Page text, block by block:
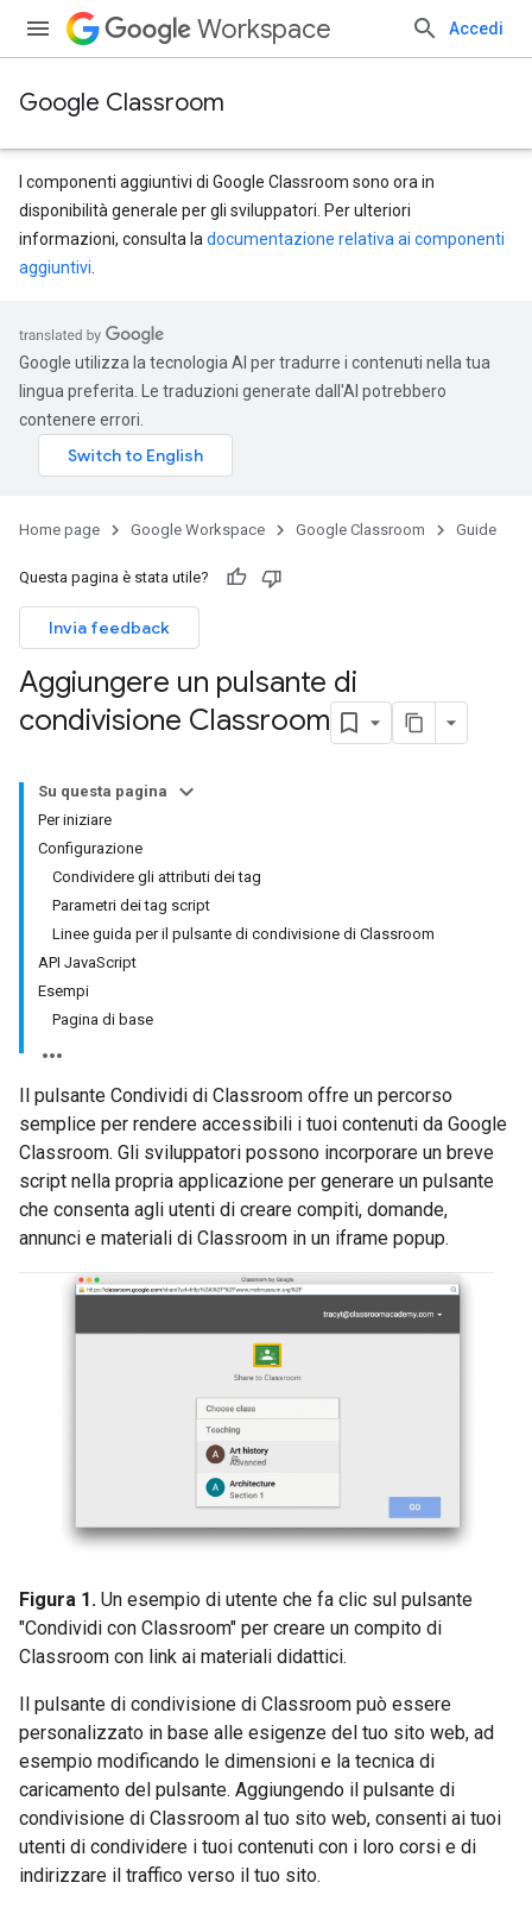
Workspace Accedi
Google Classroom
I componenti aggiuntivi di Google Classroom sono ora in
disponibilità generale per gli sviluppatori. Per ulteriori
informazioni, consulta la documentazione relativa ai componenti
aggiuntivi
Google utilizza la tecnologia AI per tradurre i contenuti nella tua
lingua preferita. Le traduzioni generate dall'AI potrebbero
contenere errori.
Home page Google Workspace Google Classroom Guide
Questa pagina è stata utile?
Invia feedback
Aggiungere un pulsante di
condivisione Classroom
Su questa pagina
Per iniziare
Configurazione
Condividere gli attributi dei tag
Parametri dei tag script
Linee guida per il pulsante di condivisione di Classroom
API JavaScript
Esempi
Pagina di base
Il pulsante Condividi di Classroom offre un percorso
semplice per rendere accessibili i tuoi contenuti da Google
Classroom. Gli sviluppatori possono incorporare un breve
script nella propria applicazione per generare un pulsante
che consenta agli utenti di creare compiti, domande,
annunci e materiali di Classroom in un iframe popup.
Figura 1. Un esempio di utente che fa clic sul pulsante
"Condividi con Classroom" per creare un compito di
Classroom con link ai materiali didattici.
Il pulsante di condivisione di Classroom può essere
personalizzato in base alle esigenze del tuo sito web, ad
esempio modificando le dimensioni e la tecnica di
caricamento del pulsante. Aggiungendo il pulsante di
condivisione di Classroom al tuo sito web, consenti ai tuoi
utenti di condividere i tuoi contenuti con i loro corsi e di
indirizzare il traffico verso il tuo sito.